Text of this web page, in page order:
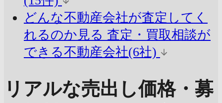
どんな不動産会社が査定してく
れるのか見る 査定・買取相談が
できる不動産会社(6社)
リアルな売出し価格・募